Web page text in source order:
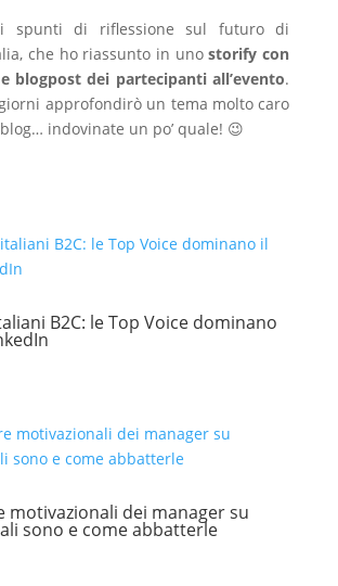
spunti di riflessione sul futuro di
che ho riassunto in unostorify con
blogpost dei partecipanti all’evento.
approfondirò un tema molto caro
indovinate un po’ quale! 😉
B2C: le Top Voice dominano
motivazionali dei manager su
sono e come abbatterle